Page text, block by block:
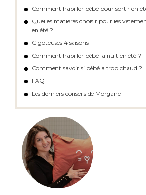
Comment habiller bébé pour sortir en
Quelles matières choisir pour les
en été ?
Gigoteuses 4 saisons
Comment habiller bébé la nuit en été ?
Comment savoir si bébé a trop chaud ?
FAQ
Les derniers conseils de Morgane